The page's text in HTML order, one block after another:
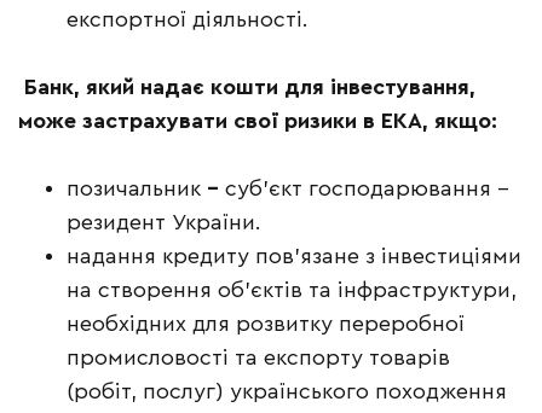
експортної діяльності.
Банк, який надає кошти для інвестування,
може застрахувати свої ризики в ЕКА, якщо:
позичальник – суб’єкт господарювання –
резидент України.
надання кредиту пов’язане з інвестиціями
на створення об’єктів та інфраструктури,
необхідних для розвитку переробної
промисловості та експорту товарів
(робіт, послуг) українського походження